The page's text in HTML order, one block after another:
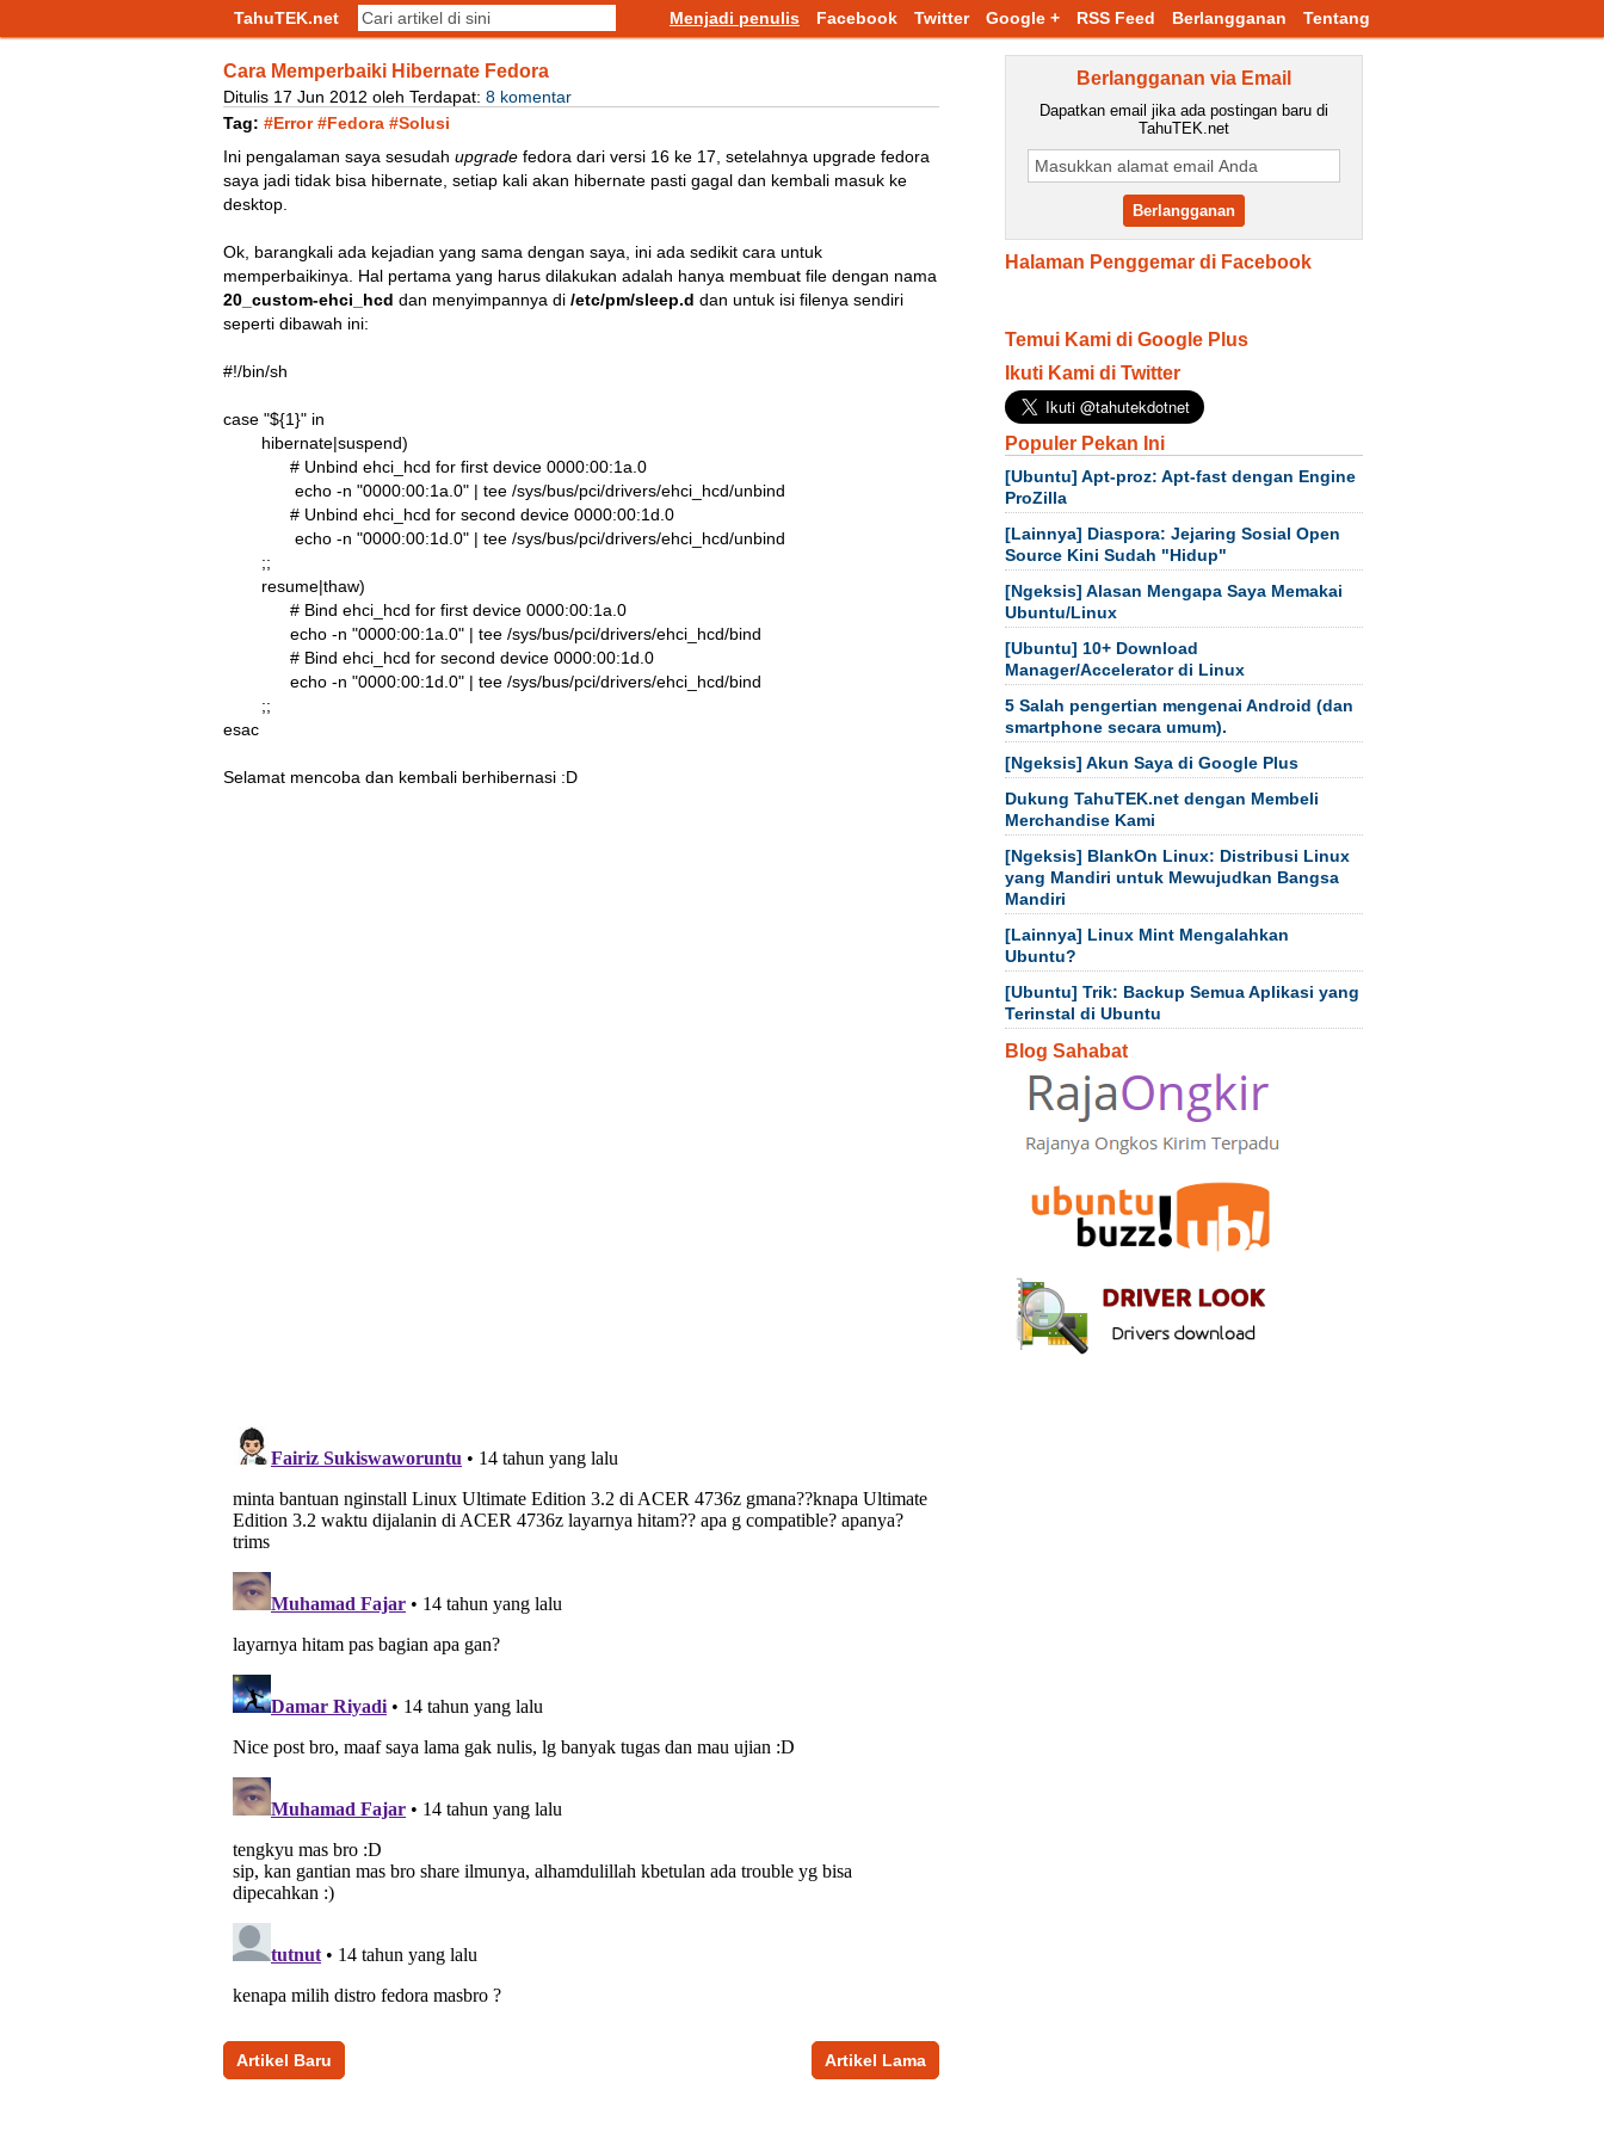
TahuTEK.net Menjadi penulis Facebook Twitter Google + RSS Feed Berlangganan Tentang
Cara Memperbaiki Hibernate Fedora
Ditulis 17 Jun 2012 oleh Terdapat: 8 komentar
Tag: #Error#Fedora #Solusi
Ini pengalaman saya sesudah upgrade fedora dari versi 16 ke 17, setelahnya upgrade fedora
saya jadi tidak bisa hibernate, setiap kali akan hibernate pasti gagal dan kembali masuk ke
desktop.
Ok, barangkali ada kejadian yang sama dengan saya, ini ada sedikit cara untuk
memperbaikinya. Hal pertama yang harus dilakukan adalah hanya membuat file dengan nama
20_custom-ehci_hcd dan menyimpannya di /etc/pm/sleep.d dan untuk isi filenya sendiri
seperti dibawah ini:
#!/bin/sh
case "${1}" in
        hibernate|suspend)
              # Unbind ehci_hcd for first device 0000:00:1a.0
               echo -n "0000:00:1a.0" | tee /sys/bus/pci/drivers/ehci_hcd/unbind
              # Unbind ehci_hcd for second device 0000:00:1d.0
               echo -n "0000:00:1d.0" | tee /sys/bus/pci/drivers/ehci_hcd/unbind
        ;;
        resume|thaw)
              # Bind ehci_hcd for first device 0000:00:1a.0
              echo -n "0000:00:1a.0" | tee /sys/bus/pci/drivers/ehci_hcd/bind
              # Bind ehci_hcd for second device 0000:00:1d.0
              echo -n "0000:00:1d.0" | tee /sys/bus/pci/drivers/ehci_hcd/bind
        ;;
esac
Selamat mencoba dan kembali berhibernasi :D
Artikel Baru Artikel Lama
Berlangganan via Email
Dapatkan email jika ada postingan baru di
TahuTEK.net
Halaman Penggemar di Facebook
Temui Kami di Google Plus
Ikuti Kami di Twitter
Populer Pekan Ini
[Ubuntu] Apt-proz: Apt-fast dengan Engine
ProZilla
[Lainnya] Diaspora: Jejaring Sosial Open
Source Kini Sudah "Hidup"
[Ngeksis] Alasan Mengapa Saya Memakai
Ubuntu/Linux
[Ubuntu] 10+ Download
Manager/Accelerator di Linux
5 Salah pengertian mengenai Android (dan
smartphone secara umum).
[Ngeksis] Akun Saya di Google Plus
Dukung TahuTEK.net dengan Membeli
Merchandise Kami
[Ngeksis] BlankOn Linux: Distribusi Linux
yang Mandiri untuk Mewujudkan Bangsa
Mandiri
[Lainnya] Linux Mint Mengalahkan
Ubuntu?
[Ubuntu] Trik: Backup Semua Aplikasi yang
Terinstal di Ubuntu
Blog Sahabat